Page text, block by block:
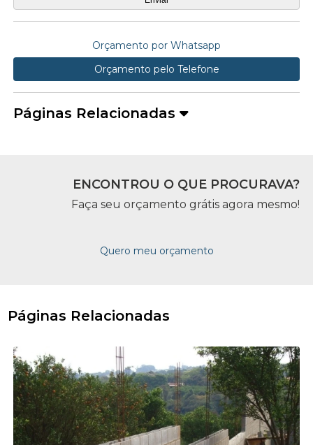
Orçamento por Whatsapp
Orçamento pelo Telefone
Páginas Relacionadas
ENCONTROU O QUE PROCURAVA?
Faça seu orçamento grátis agora mesmo!
Quero meu orçamento
Páginas Relacionadas